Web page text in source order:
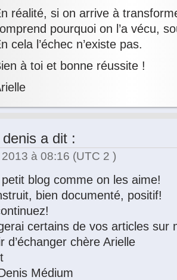
réalité, si on arrive à
pourquoi on l’a vécu,
cela l’échec n’existe pas.
à toi et bonne réussite !
a dit :
à 08:16 (UTC 2 )
blog comme on les aime!
bien documenté, positif!
certains de vos articles sur
d’échanger chère Arielle
Médium